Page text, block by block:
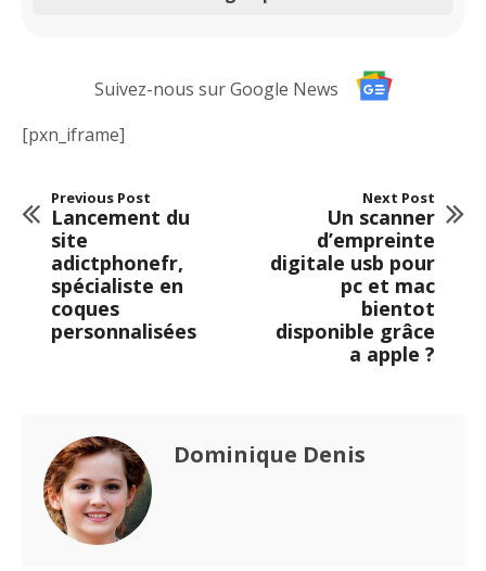
Suivez-nous sur Google News
[pxn_iframe]
Previous Post
Lancement du
site
adictphonefr,
spécialiste en
coques
personnalisées
Next Post
Un scanner
d’empreinte
digitale usb pour
pc et mac
bientot
disponible grâce
a apple ?
Dominique Denis